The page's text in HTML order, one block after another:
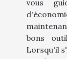
vous
bons
Lorsqu'il